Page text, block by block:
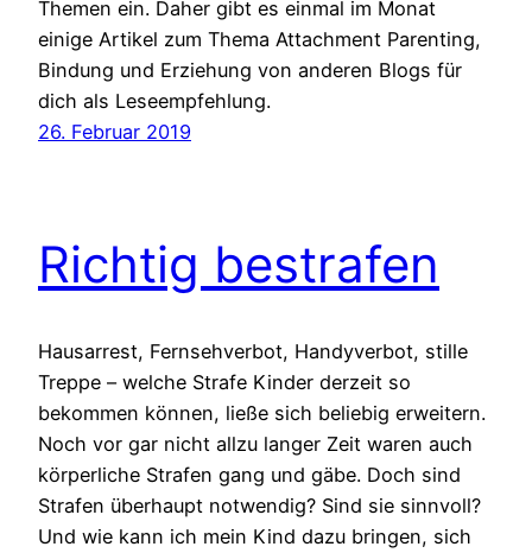
Themen ein. Daher gibt es einmal im Monat
einige Artikel zum Thema Attachment Parenting,
Bindung und Erziehung von anderen Blogs für
dich als Leseempfehlung.
26. Februar 2019
Richtig bestrafen
Hausarrest, Fernsehverbot, Handyverbot, stille
Treppe – welche Strafe Kinder derzeit so
bekommen können, ließe sich beliebig erweitern.
Noch vor gar nicht allzu langer Zeit waren auch
körperliche Strafen gang und gäbe. Doch sind
Strafen überhaupt notwendig? Sind sie sinnvoll?
Und wie kann ich mein Kind dazu bringen, sich